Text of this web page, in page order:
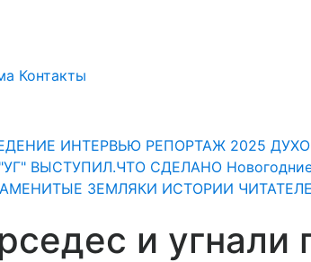
Контакты
ИНТЕРВЬЮ РЕПОРТАЖ 2025
"УГ" ВЫСТУПИЛ.ЧТО СДЕЛАНО
ЗЕМЛЯКИ ИСТОРИИ
и угнали